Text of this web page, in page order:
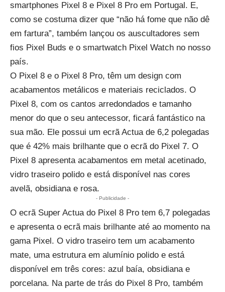
smartphones Pixel 8 e Pixel 8 Pro em Portugal. E,
como se costuma dizer que “não há fome que não dê
em fartura”, também lançou os auscultadores sem
fios Pixel Buds e o smartwatch Pixel Watch no nosso
país.
O Pixel 8 e o Pixel 8 Pro, têm um design com
acabamentos metálicos e materiais reciclados. O
Pixel 8, com os cantos arredondados e tamanho
menor do que o seu antecessor, ficará fantástico na
sua mão. Ele possui um ecrã Actua de 6,2 polegadas
que é 42% mais brilhante que o ecrã do Pixel 7. O
Pixel 8 apresenta acabamentos em metal acetinado,
vidro traseiro polido e está disponível nas cores
avelã, obsidiana e rosa.
- Publicidade -
O ecrã Super Actua do Pixel 8 Pro tem 6,7 polegadas
e apresenta o ecrã mais brilhante até ao momento na
gama Pixel. O vidro traseiro tem um acabamento
mate, uma estrutura em alumínio polido e está
disponível em três cores: azul baía, obsidiana e
porcelana. Na parte de trás do Pixel 8 Pro, também